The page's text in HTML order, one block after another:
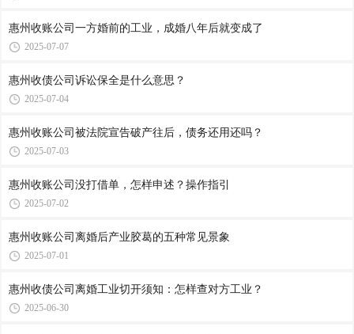
惠州收账公司​一方婚前的工业，成婚八年后就变成了
2025-07-07
惠州收债公司​诉讼保全是什么意思？
2025-07-04
惠州收账公司被法院宣告破产往后，债务还用还吗？
2025-07-03
惠州收账公司​没打借单，怎样申述？操作指引
2025-07-02
惠州收账公司​离婚后产业胶葛的五种常见景象
2025-07-01
惠州收债公司​离婚工业切开须知：怎样查对方工业？
2025-06-30